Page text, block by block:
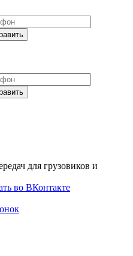
для грузовиков и